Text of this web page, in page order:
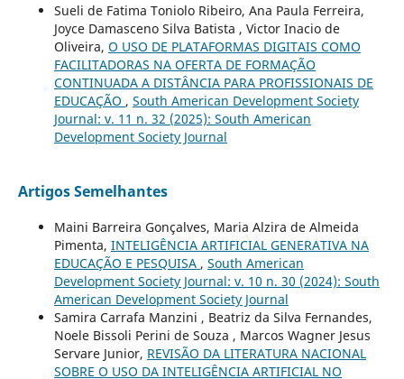
Sueli de Fatima Toniolo Ribeiro, Ana Paula Ferreira,
Joyce Damasceno Silva Batista , Victor Inacio de
Oliveira, O USO DE PLATAFORMAS DIGITAIS COMO
FACILITADORAS NA OFERTA DE FORMAÇÃO
CONTINUADA A DISTÂNCIA PARA PROFISSIONAIS DE
EDUCAÇÃO , South American Development Society
Journal: v. 11 n. 32 (2025): South American
Development Society Journal
Artigos Semelhantes
Maini Barreira Gonçalves, Maria Alzira de Almeida
Pimenta, INTELIGÊNCIA ARTIFICIAL GENERATIVA NA
EDUCAÇÃO E PESQUISA , South American
Development Society Journal: v. 10 n. 30 (2024): South
American Development Society Journal
Samira Carrafa Manzini , Beatriz da Silva Fernandes,
Noele Bissoli Perini de Souza , Marcos Wagner Jesus
Servare Junior, REVISÃO DA LITERATURA NACIONAL
SOBRE O USO DA INTELIGÊNCIA ARTIFICIAL NO